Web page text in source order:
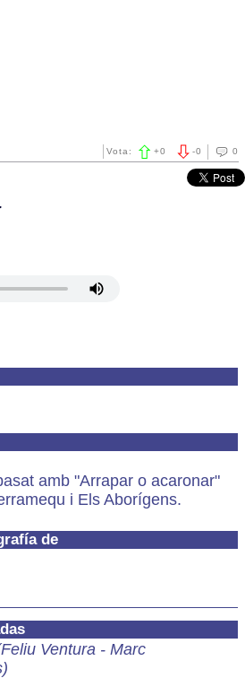
0
-0
Vota: +0
amb "Arrapar o acaronar"
i Els Aborígens.
de
Feliu Ventura - Marc
)